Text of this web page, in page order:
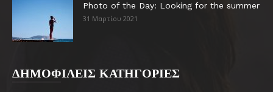
Photo of the Day: Looking for the summer
31 Μαρτίου 2021
ΔΗΜΟΦΙΛΕΙΣ ΚΑΤΗΓΟΡΙΕΣ